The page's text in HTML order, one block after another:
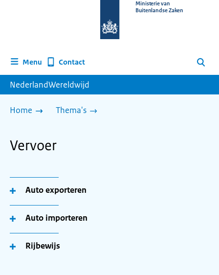
homepage
Ministerie van
Buitenlandse Zaken
Menu Contact Zoeken
NederlandWereldwijd
Home Thema's
Vervoer
Auto exporteren
Auto importeren
Rijbewijs